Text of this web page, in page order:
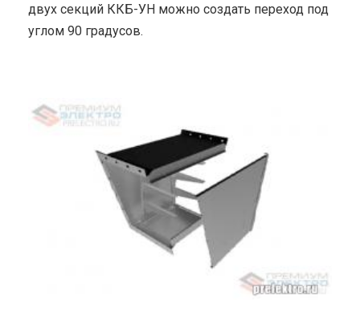
двух секций ККБ-УН можно создать переход под
углом 90 градусов.